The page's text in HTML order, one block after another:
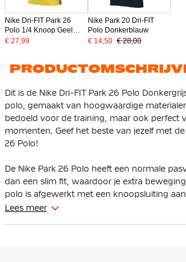
Nike Dri-FIT Park 26
Polo 1/4 Knoop Geel
Zwart
€ 27,99
Nike Park 20 Dri-FIT
Polo Donkerblauw
€ 14,50 € 28,00
Dit is de Nike Dri-FIT Park 26 Polo
polo, gemaakt van hoogwaardige
bedoeld voor de training, maar ook perfect
momenten. Geef het beste van jezelf met
26 Polo!
De Nike Park 26 Polo heeft een normale
dan een slim fit, waardoor je extra
polo is afgewerkt met een knoopsluiting
waardoor je zelf de fit kunt aanpassen.
Lees meer